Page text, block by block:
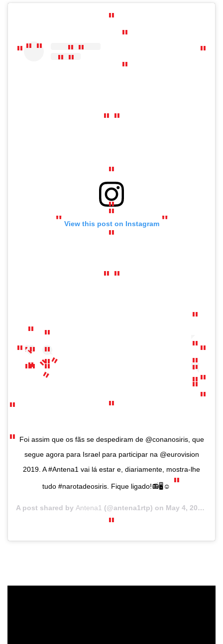
View this post on Instagram
Foi assim que os fãs se despediram de @conanosiris, que
segue agora para Israel para participar na @eurovision
2019. A #Antena1 vai lá estar e, diariamente, mostra-lhe
tudo #narotadeosiris. Fique ligado!📻🖥☺️
A post shared by Antena1 (@antena1rtp) on May 4, 2019 at 5:55am PDT